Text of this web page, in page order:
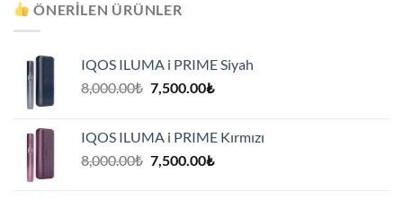
ÖNERILEN ÜRÜNLER
IQOS ILUMA i PRIME Siyah
8,000.00₺ Orijinal
7,500.00₺Şu
7,500.00₺.
IQOS ILUMA i PRIME Kırmızı
8,000.00₺ Orijinal
7,500.00₺Şu